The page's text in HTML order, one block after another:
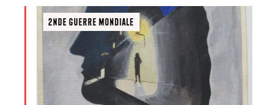
2NDE GUERRE MONDIALE